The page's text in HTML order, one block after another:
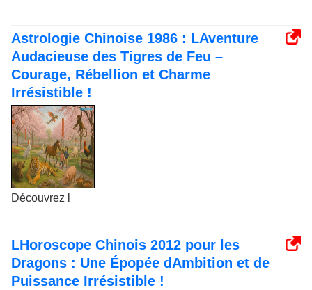
Astrologie Chinoise 1986 : LAventure
Audacieuse des Tigres de Feu –
Courage, Rébellion et Charme
Irrésistible !
Découvrez l
LHoroscope Chinois 2012 pour les
Dragons : Une Épopée dAmbition et de
Puissance Irrésistible !